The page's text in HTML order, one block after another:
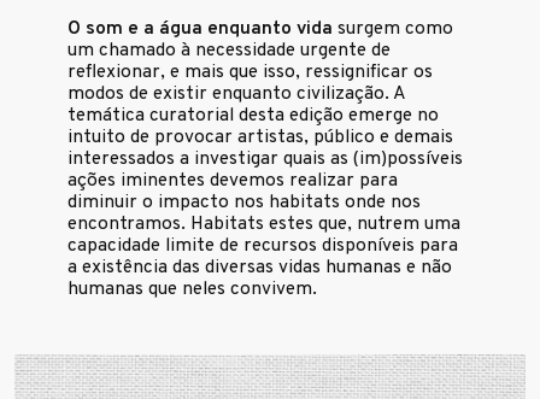
O som e a água enquanto vida surgem como
um chamado à necessidade urgente de
reflexionar, e mais que isso, ressignificar os
modos de existir enquanto civilização. A
temática curatorial desta edição emerge no
intuito de provocar artistas, público e demais
interessados a investigar quais as (im)possíveis
ações iminentes devemos realizar para
diminuir o impacto nos habitats onde nos
encontramos. Habitats estes que, nutrem uma
capacidade limite de recursos disponíveis para
a existência das diversas vidas humanas e não
humanas que neles convivem.